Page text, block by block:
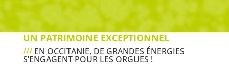
UN PATRIMOINE EXCEPTIONNEL
///EN OCCITANIE, DE GRANDES ÉNERGIES
S’ENGAGENT POUR LES ORGUES !